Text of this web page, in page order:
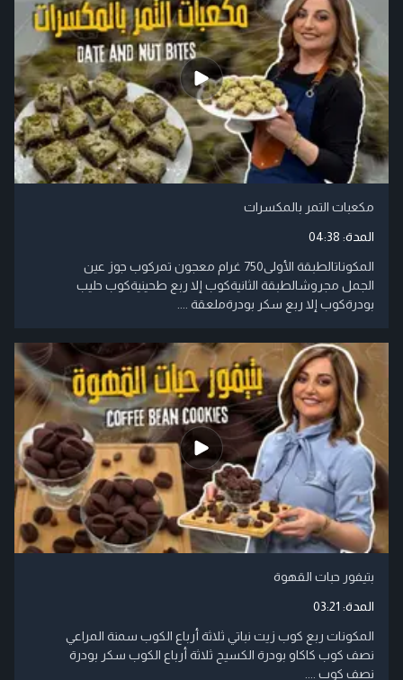
مكعبات التمر بالمكسرات
المدة: 04:38
المكوناتالطبقة الأولى750 غرام معجون تمركوب جوز عين
الجمل مجروشالطبقة الثانيةكوب إلا ربع طحينيةكوب حليب
بودرةكوب إلا ربع سكر بودرةملعقة ....
بتيفور حبات القهوة
المدة: 03:21
المكونات ربع كوب زيت نباتي ثلاثة أرباع الكوب سمنة المراعي
نصف كوب كاكاو بودرة الكسيح ثلاثة أرباع الكوب سكر بودرة
نصف كوب ....